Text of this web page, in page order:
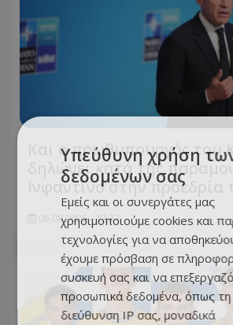
Και ο πρωθυπουργός του
δηλώνει κατά της
Ινφαντίνο στην προεδρία
06.08.2026 - 12:27
Υπεύθυνη χρήση
δεδομένων σας
Εμείς και οι συνεργάτες μας
χρησιμοποιούμε cookies και
τεχνολογίες για να
έχουμε πρόσβαση σε
συσκευή σας και να
προσωπικά δεδομένα, όπως τη
διεύθυνση IP σας, μοναδικά